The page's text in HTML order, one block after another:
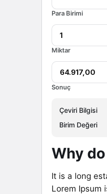
Para Birimi
Miktar
Sonuç
Çeviri Bilgisi
Birim Değeri
Why
It is a long
Lorem Ipsum